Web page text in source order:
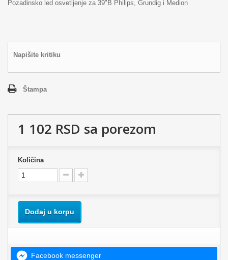
Pozadinsko led osvetljenje za 39"B Philips, Grundig i Medion
Napišite kritiku
Štampa
1 102 RSD sa porezom
Količina
Dodaj u korpu
Facebook messenger